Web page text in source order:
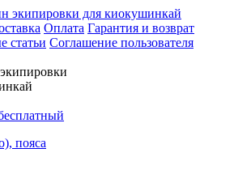
Оплата Гарантия и возврат
статьи Соглашение пользователя
пояса